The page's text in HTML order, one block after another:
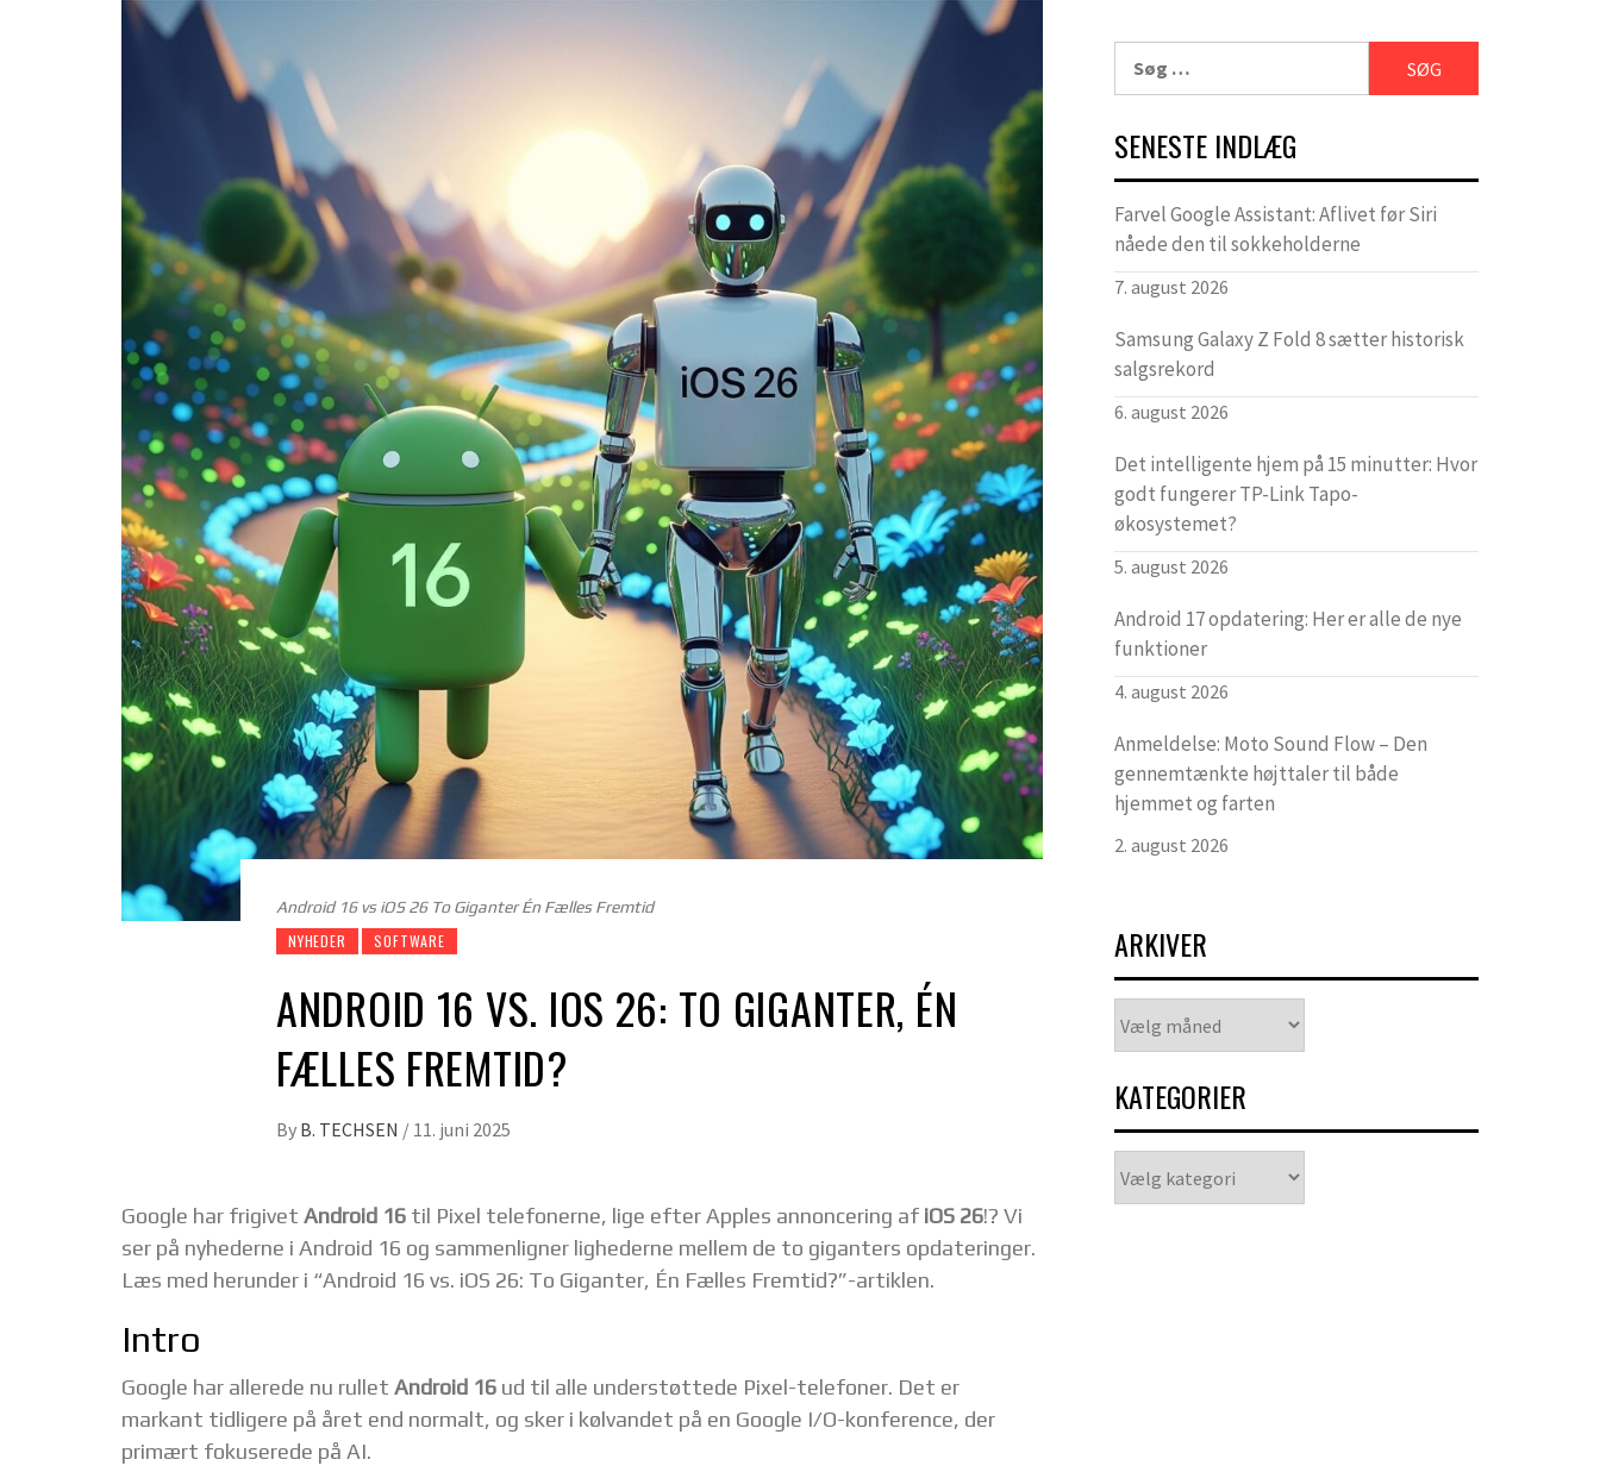
Android 16 vs iOS 26 To Giganter Én Fælles Fremtid
NYHEDER SOFTWARE
ANDROID 16 VS. IOS 26: TO GIGANTER, ÉN
FÆLLES FREMTID?
By B. TECHSEN / 11. juni 2025
Google har frigivet Android 16 til Pixel telefonerne, lige efter Apples annoncering af iOS 26!? Vi
ser på nyhederne i Android 16 og sammenligner lighederne mellem de to giganters opdateringer.
Læs med herunder i “Android 16 vs. iOS 26: To Giganter, Én Fælles Fremtid?”-artiklen.
Intro
Google har allerede nu rullet Android 16 ud til alle understøttede Pixel-telefoner. Det er
markant tidligere på året end normalt, og sker i kølvandet på en Google I/O-konference, der
primært fokuserede på AI.
efter:
SENESTE INDLÆG
Farvel Google Assistant: Aflivet før Siri
nåede den til sokkeholderne
7. august 2026
Samsung Galaxy Z Fold 8 sætter historisk
salgsrekord
6. august 2026
Det intelligente hjem på 15 minutter: Hvor
godt fungerer TP-Link Tapo-
økosystemet?
5. august 2026
Android 17 opdatering: Her er alle de nye
funktioner
4. august 2026
Anmeldelse: Moto Sound Flow – Den
gennemtænkte højttaler til både
hjemmet og farten
2. august 2026
ARKIVER
KATEGORIER